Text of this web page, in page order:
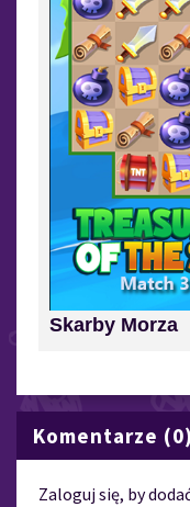
Skarby Morza
Komentarze (0)
Zaloguj się, by